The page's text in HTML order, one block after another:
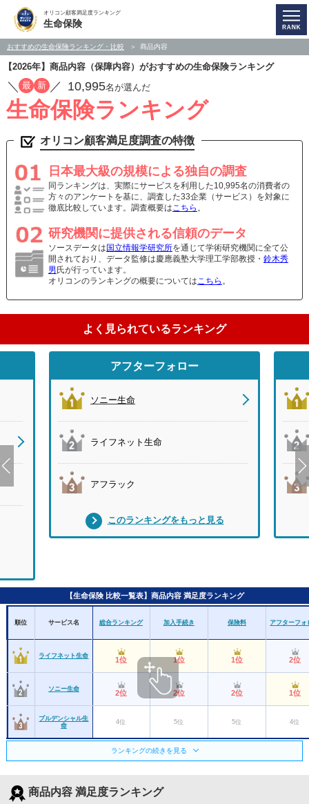
オリコン顧客満足度ランキング
生命保険
おすすめの生命保険ランキング・比較 商品内容
【2026年】商品内容（保障内容）がおすすめの生命保険ランキング
／ 最 新 ／ 10,995名が選んだ
生命保険ランキング
オリコン顧客満足度調査の特徴
日本最大級の規模による独自の調査
同ランキングは、実際にサービスを利用した10,995名の消費者の
方々のアンケートを基に、調査した33企業（サービス）を対象に
徹底比較しています。調査概要はこちら 。
研究機関に提供される信頼のデータ
ソースデータは 国立情報学研究所を通じて学術研究機関に全て公
開されており、データ監修は慶應義塾大学理工学部教授・ 鈴木秀
男 氏が行っています。
オリコンのランキングの概要についてはこちら 。
よく見られているランキング
アフターフォロー
ソニー生命
ライフネット生命
アフラック
このランキングをもっと見る
【生命保険 比較一覧表】商品内容 満足度ランキング
順位 サービス名 総合ランキング 加入手続き 保険料 アフターフォ
ライフネット生命 1位 1位 1位 2位
ソニー生命 2位 2位 2位 1位
プルデンシャル生
命
4位 5位 5位 4位
3位 3位 3位 3位
東京海上日動あん
しん生命
6位
ランキングの続きを見る
商品内容 満足度ランキング